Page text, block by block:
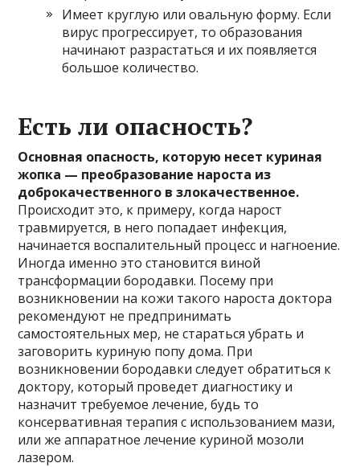
Имеет круглую или овальную форму. Если
вирус прогрессирует, то образования
начинают разрастаться и их появляется
большое количество.
Есть ли опасность?
Основная опасность, которую несет куриная
жопка — преобразование нароста из
доброкачественного в злокачественное.
Происходит это, к примеру, когда нарост
травмируется, в него попадает инфекция,
начинается воспалительный процесс и нагноение.
Иногда именно это становится виной
трансформации бородавки. Посему при
возникновении на кожи такого нароста доктора
рекомендуют не предпринимать
самостоятельных мер, не стараться убрать и
заговорить куриную попу дома. При
возникновении бородавки следует обратиться к
доктору, который проведет диагностику и
назначит требуемое лечение, будь то
консервативная терапия с использованием мази,
или же аппаратное лечение куриной мозоли
лазером.